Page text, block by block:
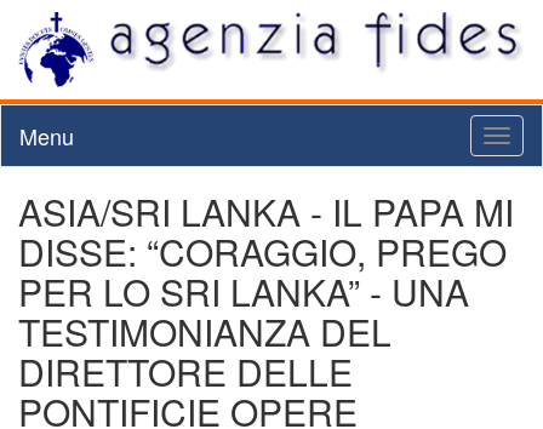
Menu
ASIA/SRI LANKA - IL PAPA MI
DISSE: “CORAGGIO, PREGO
PER LO SRI LANKA” - UNA
TESTIMONIANZA DEL
DIRETTORE DELLE
PONTIFICIE OPERE